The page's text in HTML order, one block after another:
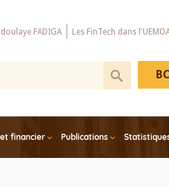
FADIGA Les FinTech dans
financier Publications